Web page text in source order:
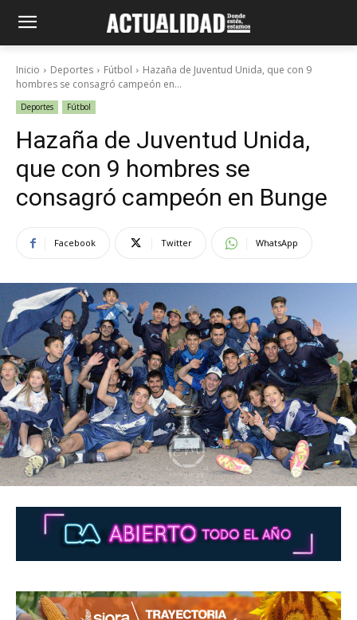
Inicio Deportes Fútbol
Hazaña de Juventud Unida, que con 9
hombres se consagró campeón en...
Deportes Fútbol
Hazaña de Juventud Unida,
que con 9 hombres se
consagró campeón en Bunge
Facebook Twitter WhatsApp